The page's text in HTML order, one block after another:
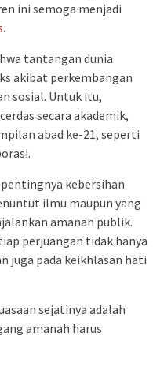
ini semoga menjadi
.
tantangan dunia
akibat perkembangan
sosial. Untuk itu,
secara akademik,
abad ke-21, seperti
kebersihan
ilmu maupun yang
amanah publik.
perjuangan tidak hanya
juga pada keikhlasan hati
sejatinya adalah
amanah harus